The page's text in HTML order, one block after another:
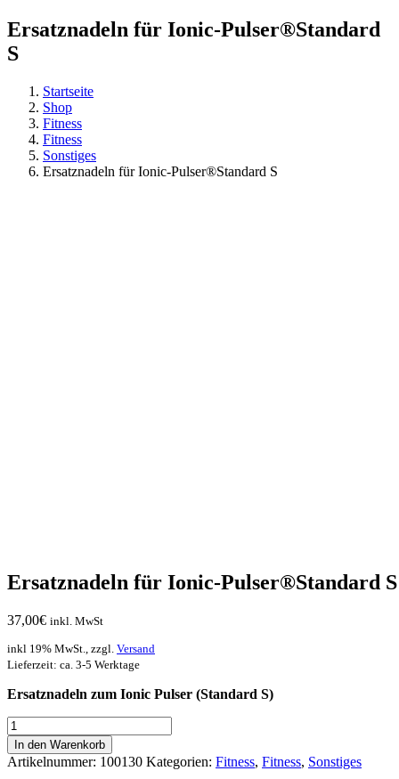
Ersatznadeln für Ionic-Pulser®Standard
S
Startseite
Shop
Fitness
Fitness
Sonstiges
Ersatznadeln für Ionic-Pulser®Standard S
Ersatznadeln für Ionic-Pulser®Standard S
37,00€ inkl. MwSt
inkl 19% MwSt., zzgl. Versand
Lieferzeit: ca. 3-5 Werktage
Ersatznadeln zum Ionic Pulser (Standard S)
Ersatznadeln
für
Ionic-
In den Warenkorb
Artikelnummer: 100130 Kategorien: Fitness, Fitness, Sonstiges